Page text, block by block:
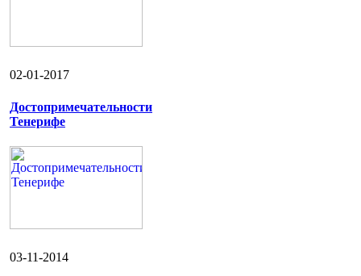
02-01-2017
Достопримечательности
Тенерифе
03-11-2014